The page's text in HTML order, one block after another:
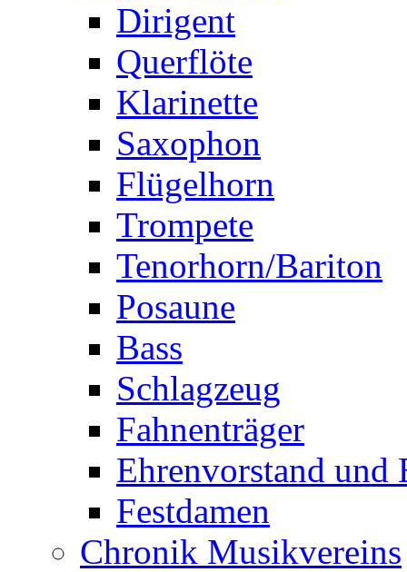
Dirigent
Querflöte
Klarinette
Saxophon
Flügelhorn
Trompete
Tenorhorn/Bariton
Posaune
Bass
Schlagzeug
Fahnenträger
Ehrenvorstand und
Festdamen
Chronik Musikvereins